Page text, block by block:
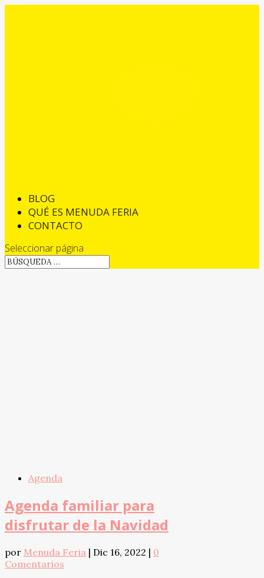
BLOG
QUÉ ES MENUDA FERIA
CONTACTO
Seleccionar página
Agenda
Agenda familiar para
disfrutar de la Navidad
por Menuda Feria | Dic 16, 2022 | 0
Comentarios